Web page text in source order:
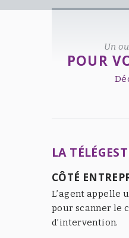
Un
POUR
LA
CÔTÉ
L’agent appelle
pour scanner le
d’intervention.